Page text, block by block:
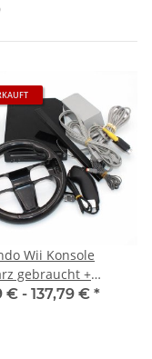
Wii Konsole
gebraucht +
+ Nunchuck
€ - 137,79 € *